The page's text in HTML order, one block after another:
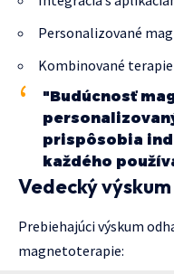
Personalizované
Kombinované
"Budúcnosť
prispôsobia
každého
Vedecký výskum
Prebiehajúci výskum
magnetoterapie: